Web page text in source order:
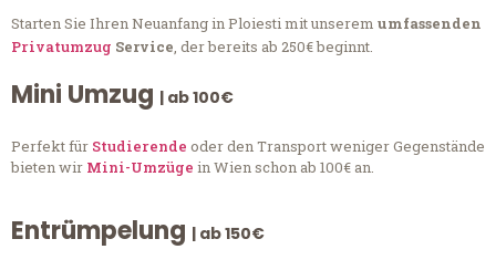
Starten Sie Ihren Neuanfang in Ploiesti mit unserem umfassenden
Privatumzug Service, der bereits ab 250€ beginnt.
Mini Umzug | ab 100€
Perfekt für Studierende oder den Transport weniger Gegenstände
bieten wir Mini-Umzüge in Wien schon ab 100€ an.
Entrümpelung | ab 150€